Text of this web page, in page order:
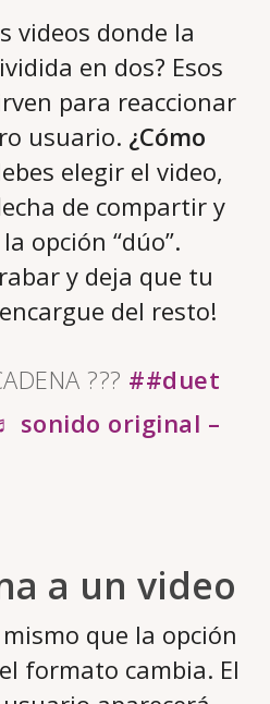
videos donde la
en dos? Esos
para reaccionar
usuario. ¿Cómo
elegir el video,
de compartir y
opción “dúo”.
y deja que tu
del resto!
??? ##duet
sonido original –
a un video
que la opción
formato cambia. El